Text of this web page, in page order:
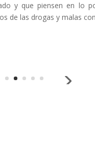
y que piensen en lo
de las drogas y malas